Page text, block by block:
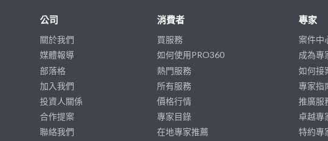
公司
關於我們
媒體報導
部落格
加入我們
投資人關係
合作提案
聯絡我們
消費者
買服務
如何使用PRO360
熱門服務
所有服務
價格行情
專家目錄
在地專家推薦
專家
案件中
成為專
如何接
專家指
推廣服
卓越專
特約專